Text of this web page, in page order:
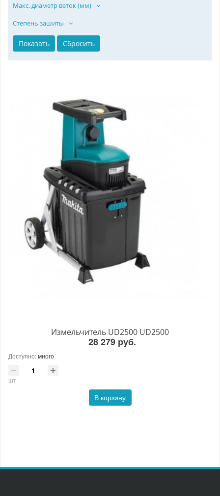
Макс. диаметр веток (мм)
Степень зашиты
Измельчитель UD2500 UD2500
28 279 руб.
Доступно:много
шт
В корзину